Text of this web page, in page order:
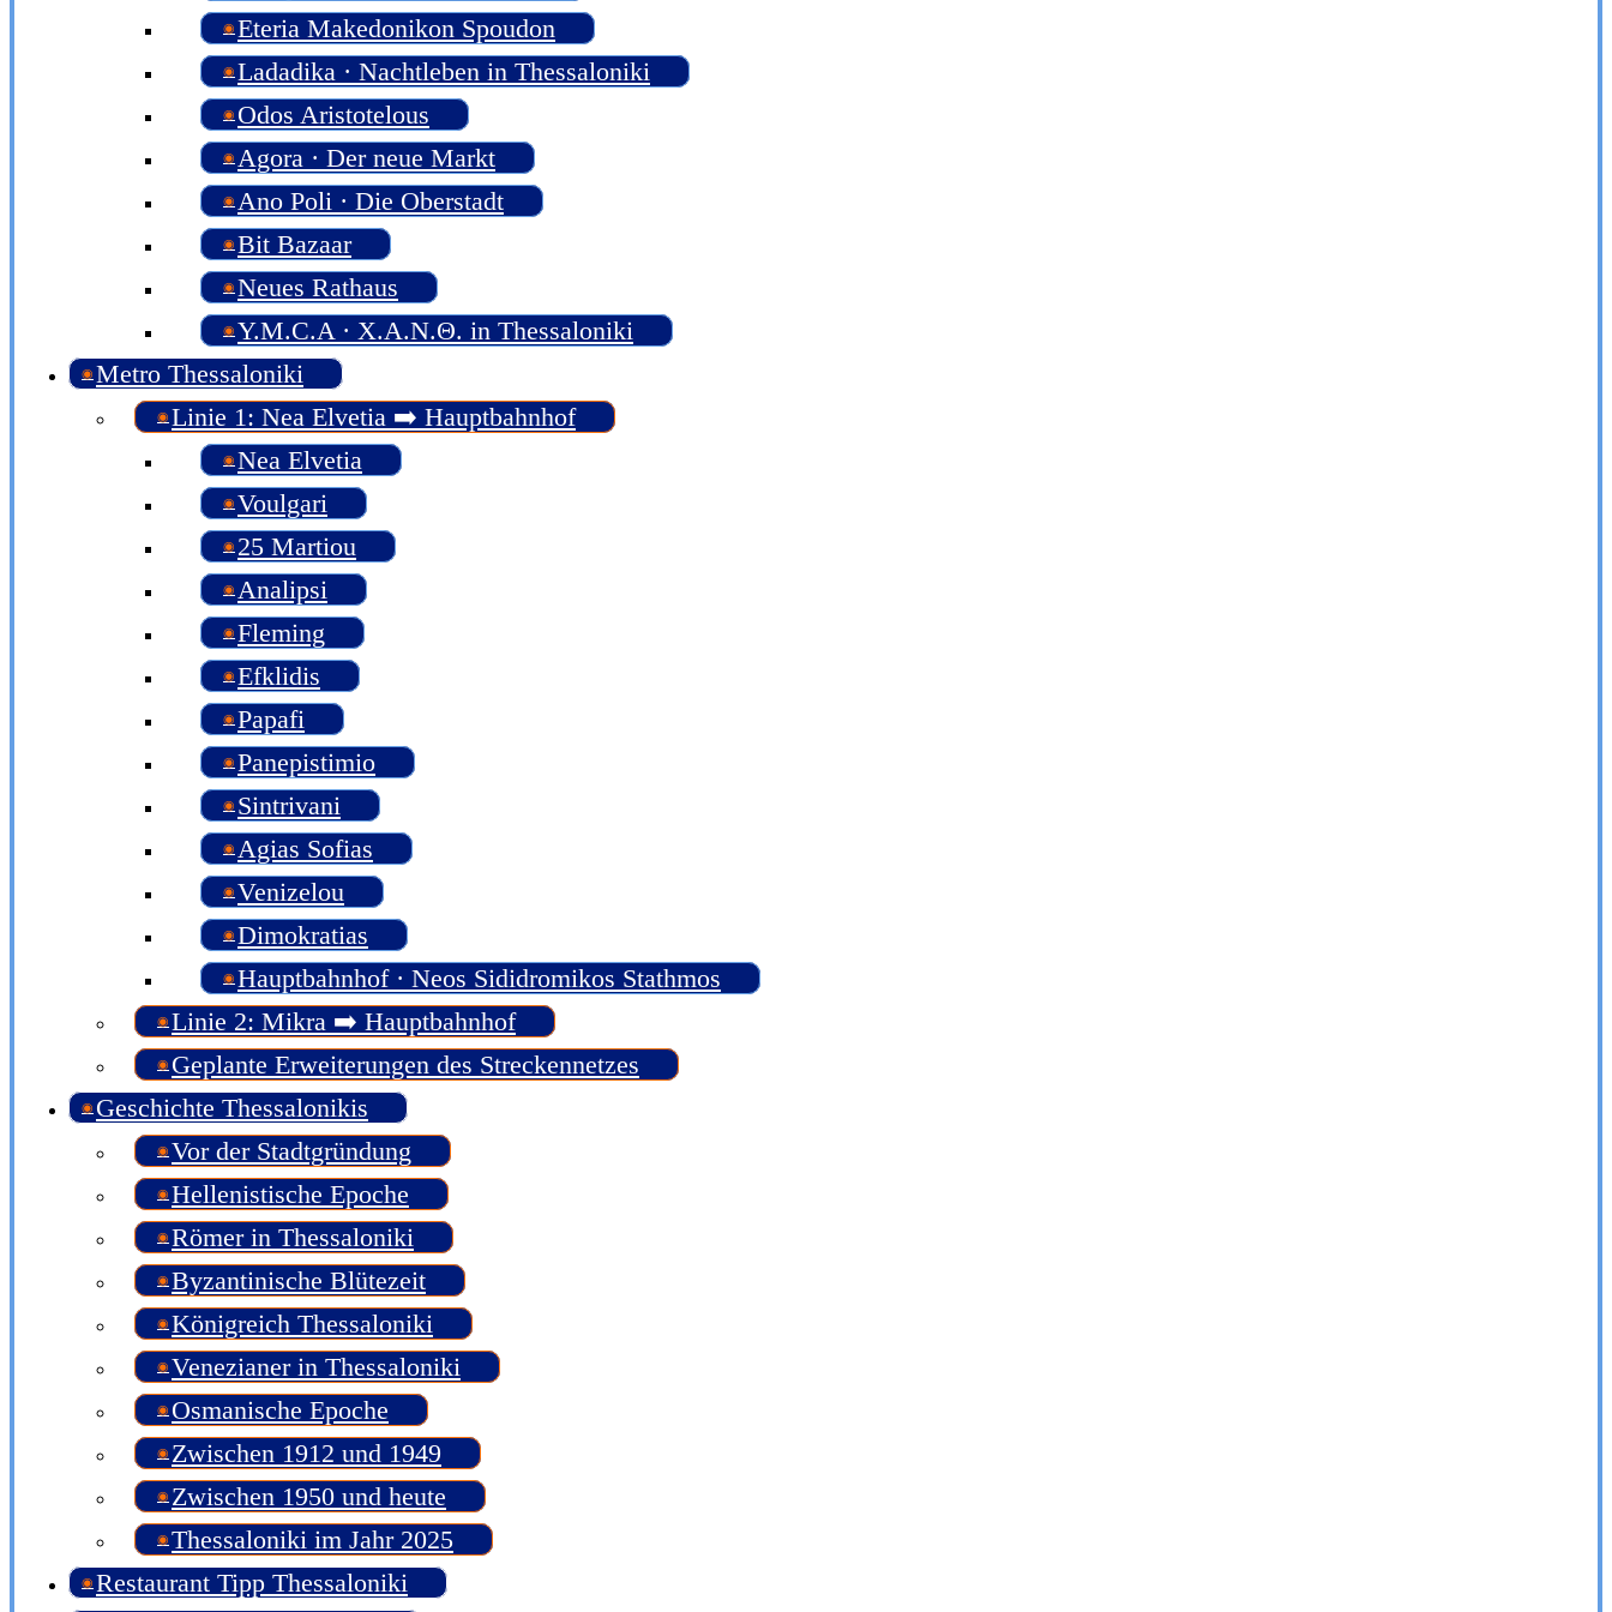
Eteria Makedonikon Spoudon
Ladadika · Nachtleben in Thessaloniki
Odos Aristotelous
Agora · Der neue Markt
Ano Poli · Die Oberstadt
Bit Bazaar
Neues Rathaus
Y.M.C.A · Χ.Α.Ν.Θ. in Thessaloniki
Metro Thessaloniki
Linie 1: Nea Elvetia ➡️ Hauptbahnhof
Nea Elvetia
Voulgari
25 Martiou
Analipsi
Fleming
Efklidis
Papafi
Panepistimio
Sintrivani
Agias Sofias
Venizelou
Dimokratias
Hauptbahnhof · Neos Sididromikos Stathmos
Linie 2: Mikra ➡️ Hauptbahnhof
Geplante Erweiterungen des Streckennetzes
Geschichte Thessalonikis
Vor der Stadtgründung
Hellenistische Epoche
Römer in Thessaloniki
Byzantinische Blütezeit
Königreich Thessaloniki
Venezianer in Thessaloniki
Osmanische Epoche
Zwischen 1912 und 1949
Zwischen 1950 und heute
Thessaloniki im Jahr 2025
Restaurant Tipp Thessaloniki